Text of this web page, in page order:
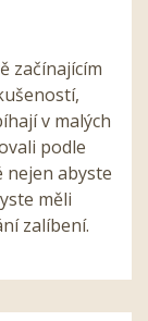
začínajícím
v malých
podle
nejen abyste
měli
zalíbení.